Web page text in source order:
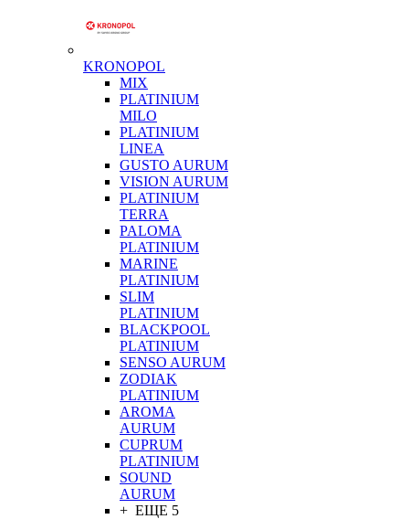
KRONOPOL
MIX
PLATINIUM
MILO
PLATINIUM
LINEA
GUSTO AURUM
VISION AURUM
PLATINIUM
TERRA
PALOMA
PLATINIUM
MARINE
PLATINIUM
SLIM
PLATINIUM
BLACKPOOL
PLATINIUM
SENSO AURUM
ZODIAK
PLATINIUM
AROMA
AURUM
CUPRUM
PLATINIUM
SOUND
AURUM
+ ЕЩЕ 5